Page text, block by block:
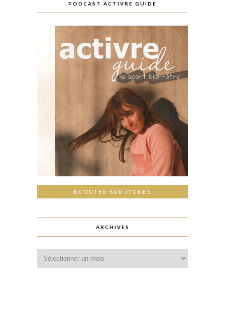
PODCAST ACTIVRE GUIDE
ÉCOUTER SUR ITUNES
ARCHIVES